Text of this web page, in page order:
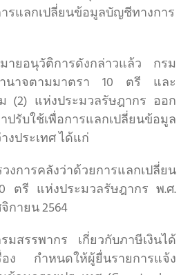
รแลกเปลี่ยนข้อมูลบัญชีทางการ
ายอนุวัติการดังกล่าวแล้ว กรม
ำนาจตามมาตรา 10 ตรี และ
(2) แห่งประมวลรัษฎากร ออก
รับใช้เพื่อการแลกเปลี่ยนข้อมูล
งประเทศ ได้แก่
การคลังว่าด้วยการแลกเปลี่ยน
ตรี แห่งประมวลรัษฎากร พ.ศ.
กายน 2564
สรรพากร เกี่ยวกับภาษีเงินได้
กำหนดให้ผู้ยื่นรายการแจ้ง